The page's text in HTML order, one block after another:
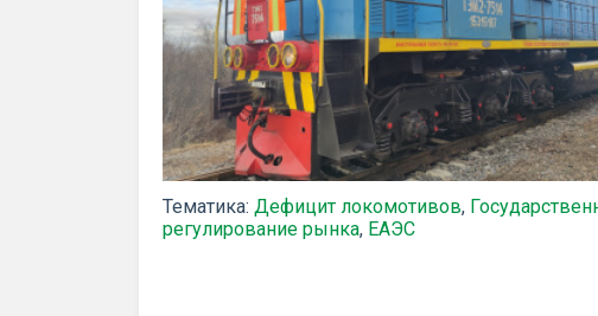
Тематика: Дефицит локомотивов,
регулирование рынка, ЕАЭС